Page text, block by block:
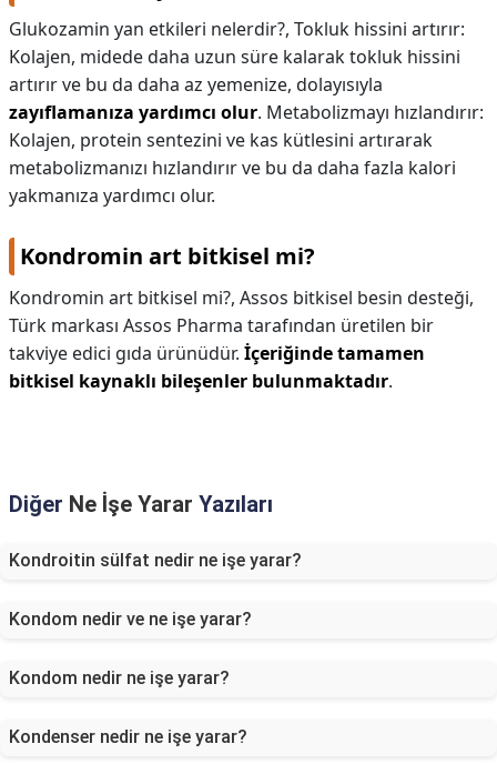
Glukozamin yan etkileri nelerdir?, Tokluk hissini artırır:
Kolajen, midede daha uzun süre kalarak tokluk hissini
artırır ve bu da daha az yemenize, dolayısıyla
zayıflamanıza yardımcı olur. Metabolizmayı hızlandırır:
Kolajen, protein sentezini ve kas kütlesini artırarak
metabolizmanızı hızlandırır ve bu da daha fazla kalori
yakmanıza yardımcı olur.
Kondromin art bitkisel mi?
Kondromin art bitkisel mi?, Assos bitkisel besin desteği,
Türk markası Assos Pharma tarafından üretilen bir
takviye edici gıda ürünüdür. İçeriğinde tamamen
bitkisel kaynaklı bileşenler bulunmaktadır.
Diğer Ne İşe Yarar Yazıları
Kondroitin sülfat nedir ne işe yarar?
Kondom nedir ve ne işe yarar?
Kondom nedir ne işe yarar?
Kondenser nedir ne işe yarar?